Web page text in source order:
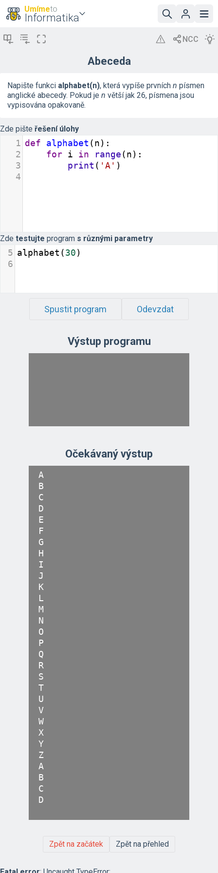
Umímeto
Informatika
Abeceda
Napište funkci alphabet(n), která vypíše prvních n písmen
anglické abecedy. Pokud je n větší jak 26, písmena jsou
vypisována opakovaně.
Zde pište řešení úlohy
1 def alphabet (n):
2
for i in range(n):
3
print ( 'A' )
4
Zde testujte program s různými parametry
5 alphabet (30)
6
Spustit program Odevzdat
Výstup programu
Očekávaný výstup
A
B
C
D
E
F
G
H
I
J
K
L
M
N
O
P
Q
R
S
T
U
V
W
X
Y
Z
A
B
C
D
Zpět na začátek Zpět na přehled